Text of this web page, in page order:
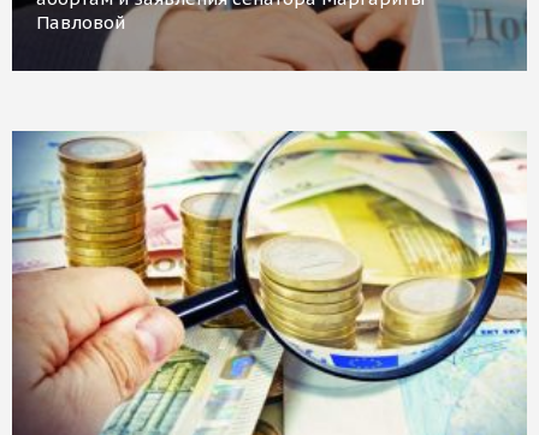
Павловой